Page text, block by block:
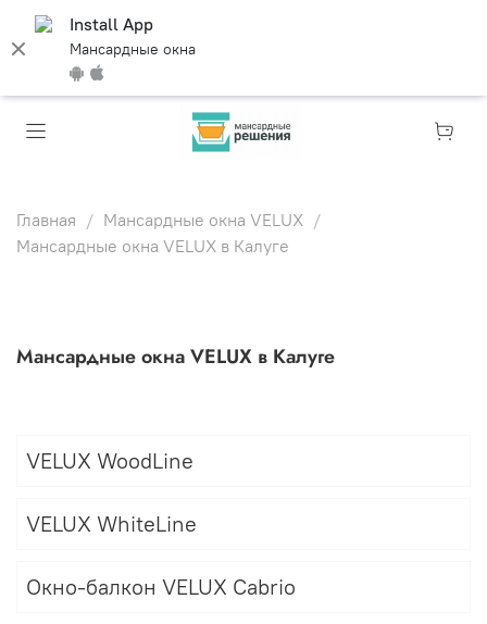
Install App
Мансардные окна
Главная
Мансардные окна VELUX
Мансардные окна VELUX в Калуге
Мансардные окна VELUX в Калуге
VELUX WoodLine
VELUX WhiteLine
Окно-балкон VELUX Cabrio